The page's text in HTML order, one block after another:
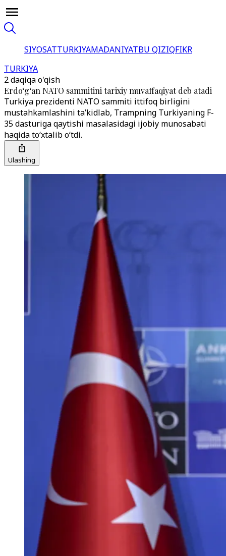
SIYOSATTURKIYAMADANIYATBU QIZIQFIKR
TURKIYA
2 daqiqa o'qish
Erdo‘g‘an NATO sammitini tarixiy muvaffaqiyat deb atadi
Turkiya prezidenti NATO sammiti ittifoq birligini
mustahkamlashini ta’kidlab, Trampning Turkiyaning F-
35 dasturiga qaytishi masalasidagi ijobiy munosabati
haqida to‘xtalib o‘tdi.
Ulashing